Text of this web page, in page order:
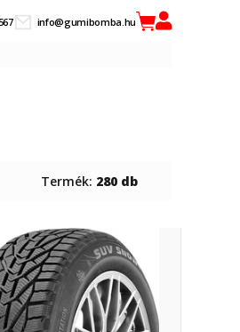
info@gumibomba.hu
Termék: 280 db